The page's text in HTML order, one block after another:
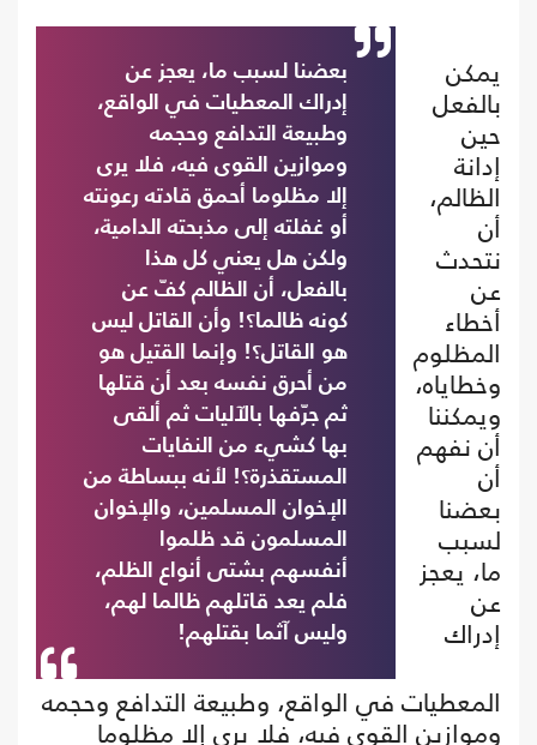
بعضنا لسبب ما، يعجز عن
إدراك المعطيات في الواقع،
وطبيعة التدافع وحجمه
وموازين القوى فيه، فلا يرى
إلا مظلوما أحمق قادته رعونته
أو غفلته إلى مذبحته الدامية،
ولكن هل يعني كل هذا
بالفعل، أن الظالم كفّ عن
كونه ظالما؟! وأن القاتل ليس
هو القاتل؟! وإنما القتيل هو
من أحرق نفسه بعد أن قتلها
ثم جرّفها بالآليات ثم ألقى
بها كشيء من النفايات
المستقذرة؟! لأنه ببساطة من
الإخوان المسلمين، والإخوان
المسلمون قد ظلموا
أنفسهم بشتى أنواع الظلم،
فلم يعد قاتلهم ظالما لهم،
وليس آثما بقتلهم!
يمكن
بالفعل
حين
إدانة
الظالم،
أن
نتحدث
عن
أخطاء
المظلوم
وخطاياه،
ويمكننا
أن نفهم
أن
بعضنا
لسبب
ما، يعجز
عن
إدراك
المعطيات في الواقع، وطبيعة التدافع وحجمه
وموازين القوى فيه، فلا يرى إلا مظلوما